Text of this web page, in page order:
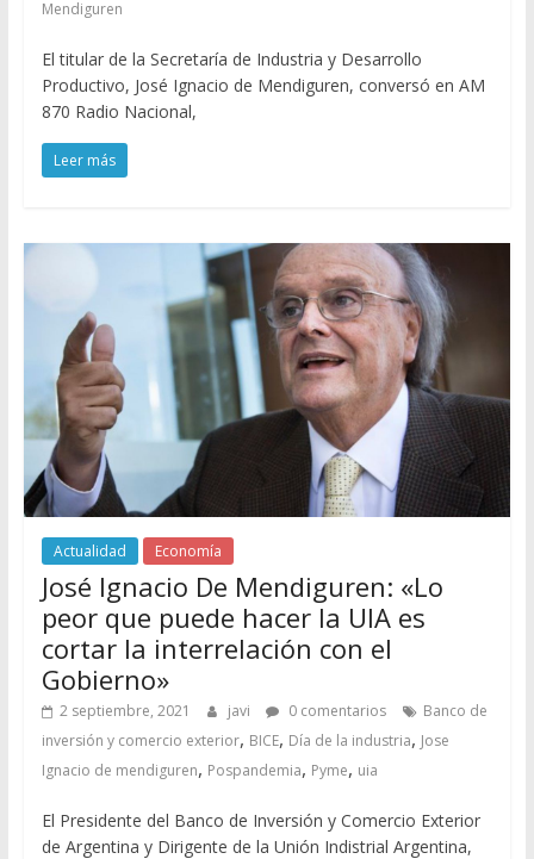
Mendiguren
El titular de la Secretaría de Industria y Desarrollo
Productivo, José Ignacio de Mendiguren, conversó en AM
870 Radio Nacional,
Leer más
Actualidad Economía
José Ignacio De Mendiguren: «Lo
peor que puede hacer la UIA es
cortar la interrelación con el
Gobierno»
2 septiembre, 2021 javi 0 comentarios
Banco de
inversión y comercio exterior, BICE, Día de la industria, Jose
Ignacio de mendiguren, Pospandemia, Pyme, uia
El Presidente del Banco de Inversión y Comercio Exterior
de Argentina y Dirigente de la Unión Indistrial Argentina,